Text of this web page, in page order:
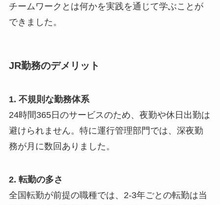
チームワークとは何かを実践を通じて学ぶことが
できました。
JR勤務のデメリット
1. 不規則な勤務体系
24時間365日のサービスのため、夜勤や休日出勤は
避けられません。特に運行管理部門では、深夜勤
務が月に数回ありました。
2. 転勤の多さ
全国転勤が前提の職種では、2-3年ごとの転勤は当